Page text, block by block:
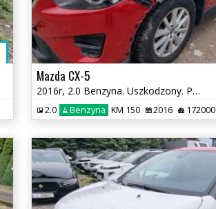
Mazda CX-5
2016r, 2.0 Benzyna. Uszkodzony. Poobijany. Jeździ
2.0 Benzyna KM 150 2016 172000